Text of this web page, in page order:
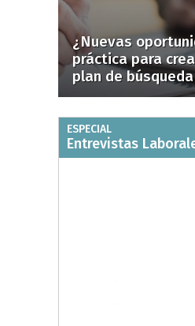
¿Nuevas
práctica para
plan de
ESPECIAL
Entrevistas